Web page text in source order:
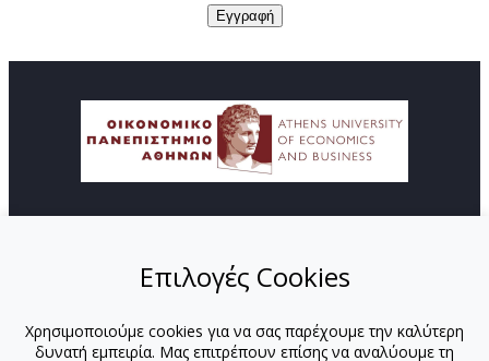
ΑΠΟΣΤΟΛΗ
ΠΡΟΓΡΑΜΜΑΤΑ
Επιλογές Cookies
Χρησιμοποιούμε cookies για να σας παρέχουμε την καλύτερη
δυνατή εμπειρία. Μας επιτρέπουν επίσης να αναλύουμε τη